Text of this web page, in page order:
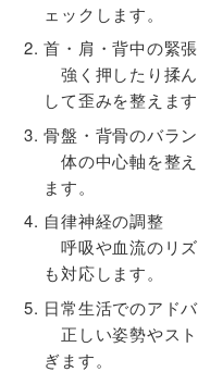
ェックします。
首・肩・背中の緊
強く押したり揉
して歪みを整えます
骨盤・背骨のバラ
体の中心軸を整
ます。
自律神経の調整
呼吸や血流のリ
も対応します。
日常生活でのアド
正しい姿勢やス
ぎます。